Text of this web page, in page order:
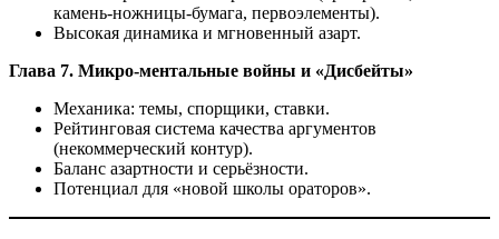
камень‑ножницы‑бумага, первоэлементы).
Высокая динамика и мгновенный азарт.
Глава 7. Микро‑ментальные войны и «Дисбейты»
Механика: темы, спорщики, ставки.
Рейтинговая система качества аргументов
(некоммерческий контур).
Баланс азартности и серьёзности.
Потенциал для «новой школы ораторов».